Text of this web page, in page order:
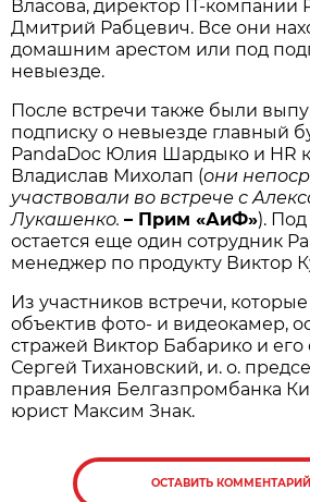
Власова, директор IT-компании
Дмитрий Рабцевич. Все они
домашним арестом или под
невыезде.
После встречи также были
подписку о невыезде главный
PandaDoc Юлия Шардыко и HR
Владислав Михолап (они
участвовали во встрече с
Лукашенко.– Прим «АиФ»).
остается еще один сотрудник
менеджер по продукту Виктор
Из участников встречи,
объектив фото- и видеокамер,
стражей Виктор Бабарико и его
Сергей Тихановский, и. о.
правления Белгазпромбанка
юрист Максим Знак.
ОСТАВИТЬ